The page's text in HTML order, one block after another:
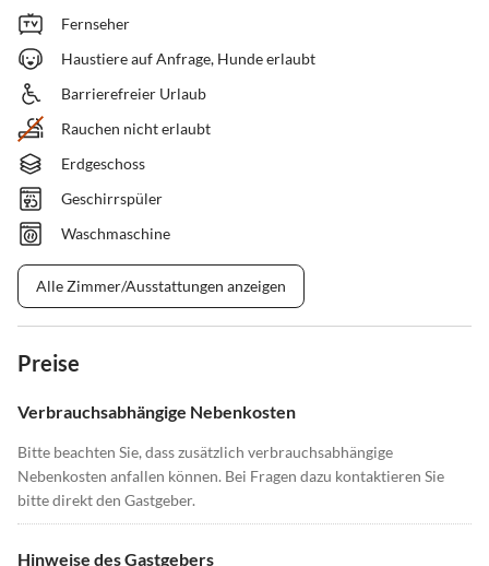
Fernseher
Haustiere auf Anfrage, Hunde erlaubt
Barrierefreier Urlaub
Rauchen nicht erlaubt
Erdgeschoss
Geschirrspüler
Waschmaschine
Alle Zimmer/Ausstattungen anzeigen
Preise
Verbrauchsabhängige Nebenkosten
Bitte beachten Sie, dass zusätzlich verbrauchsabhängige
Nebenkosten anfallen können. Bei Fragen dazu kontaktieren Sie
bitte direkt den Gastgeber.
Hinweise des Gastgebers